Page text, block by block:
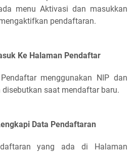
menu Aktivasi dan masukkan
pendaftaran.
Ke Halaman Pendaftar
menggunakan NIP dan
saat mendaftar baru.
Data Pendaftaran
yang ada di Halaman